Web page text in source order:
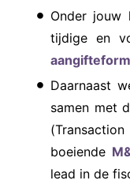
Onder
tijdige en
Daarnaast
samen met
boeiende
lead in de